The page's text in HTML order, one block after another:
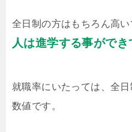
全日制の方はもちろん高
人は進学する事ができ
就職率にいたっては、全
数値です。